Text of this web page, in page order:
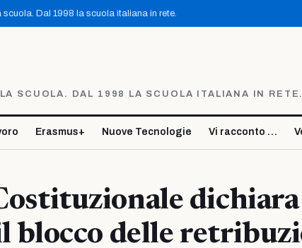
Dal 1998 la scuola italiana in rete.
SCUOLA. DAL 1998 LA SCUOLA ITALIANA IN RETE.
Erasmus+ Nuove Tecnologie Vi racconto …
dichiara
blocco delle